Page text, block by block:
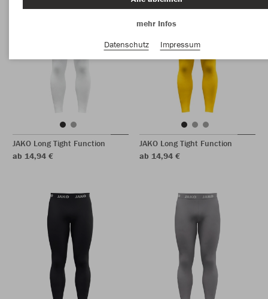
JAKO Long Tight Function
ab 14,94 €
JAKO Long Tight Function
ab 14,94 €
mehr Infos
Datenschutz
Impressum